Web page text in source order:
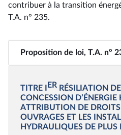
contribuer à la transition
T.A. n° 235.
Proposition de loi, T.A. n°
<b>Proposition de loi, T.A.
TITRE I ER RÉSILIATION
CONCESSION
ATTRIBUTION DE DROITS
OUVRAGES ET LES
HYDRAULIQUES DE